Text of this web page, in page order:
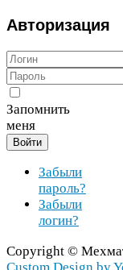
Авторизация
Запомнить
меня
Войти
Забыли
пароль?
Забыли
логин?
Copy­right ©